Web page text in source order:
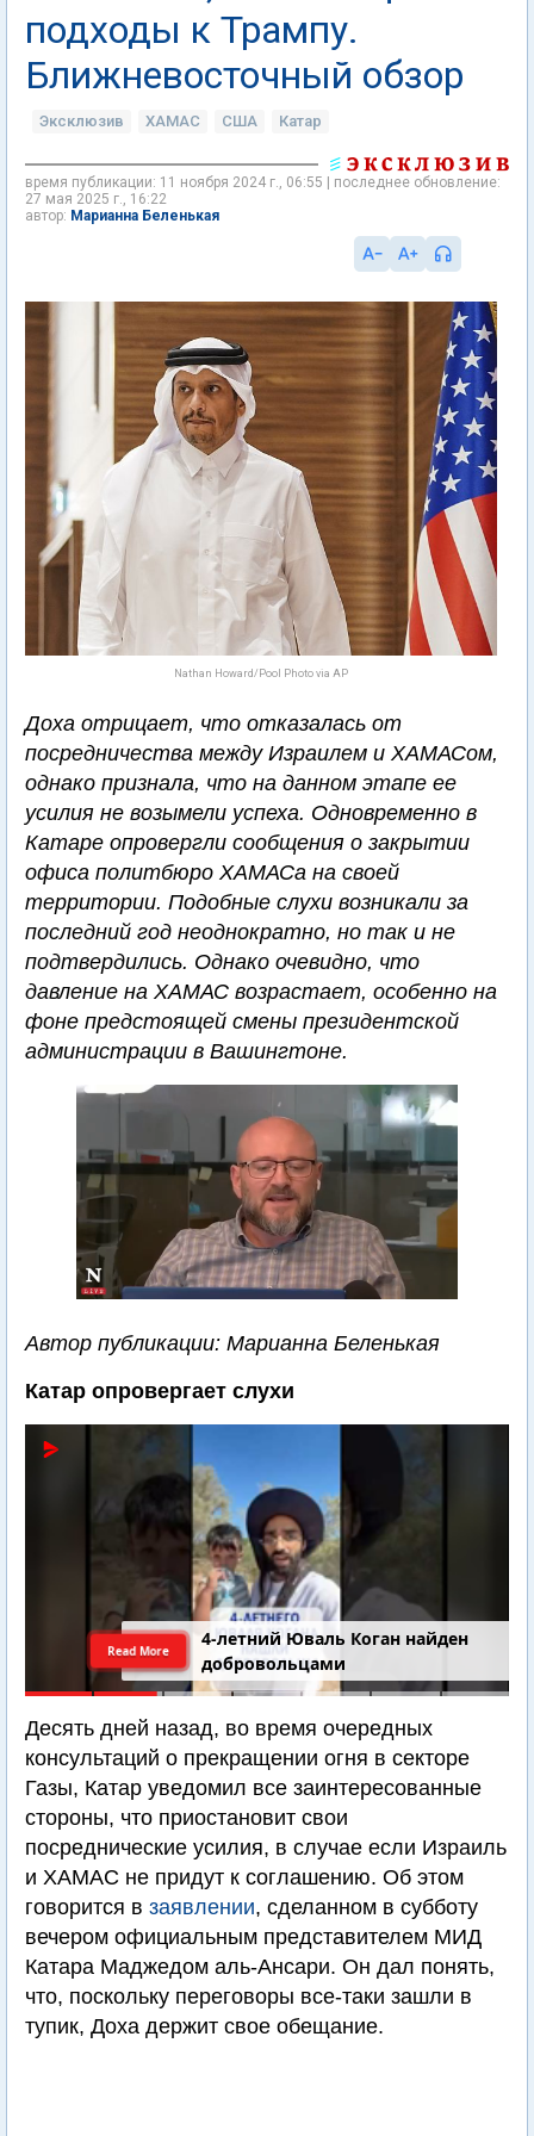
подходы к Трампу.
Ближневосточный обзор
Эксклюзив ХАМАС США Катар
время публикации: 11 ноября 2024 г., 06:55 | последнее обновление:
27 мая 2025 г., 16:22
Марианна Беленькая
Nathan Howard/Pool Photo via AP
Доха отрицает, что отказалась от
посредничества между Израилем и ХАМАСом,
однако признала, что на данном этапе ее
усилия не возымели успеха. Одновременно в
Катаре опровергли сообщения о закрытии
офиса политбюро ХАМАСа на своей
территории. Подобные слухи возникали за
последний год неоднократно, но так и не
подтвердились. Однако очевидно, что
давление на ХАМАС возрастает, особенно на
фоне предстоящей смены президентской
администрации в Вашингтоне.
Автор публикации: Марианна Беленькая
Катар опровергает слухи
Последний шанс Ирана. Теракт в
Самарии // Новости Израиля.
Шарп. Финкель. Дубнов
Read More
Десять дней назад, во время очередных
консультаций о прекращении огня в секторе
Газы, Катар уведомил все заинтересованные
стороны, что приостановит свои
посреднические усилия, в случае если Израиль
и ХАМАС не придут к соглашению. Об этом
говорится в заявлении, сделанном в субботу
вечером официальным представителем МИД
Катара Маджедом аль-Ансари. Он дал понять,
что, поскольку переговоры все-таки зашли в
тупик, Доха держит свое обещание.